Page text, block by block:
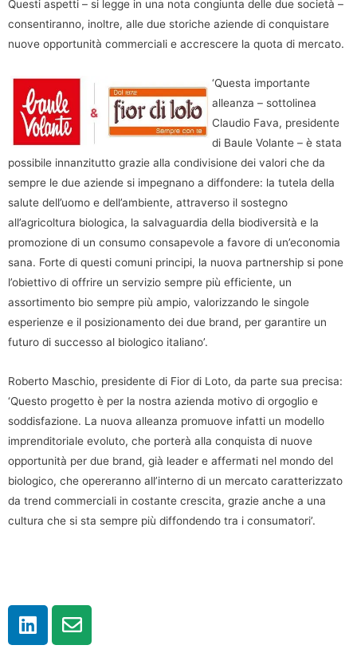
Questi aspetti – si legge in una nota congiunta delle due società –
consentiranno, inoltre, alle due storiche aziende di conquistare
nuove opportunità commerciali e accrescere la quota di mercato.
‘Questa importante
alleanza – sottolinea
Claudio Fava, presidente
di Baule Volante – è stata
possibile innanzitutto grazie alla condivisione dei valori che da
sempre le due aziende si impegnano a diffondere: la tutela della
salute dell’uomo e dell’ambiente, attraverso il sostegno
all’agricoltura biologica, la salvaguardia della biodiversità e la
promozione di un consumo consapevole a favore di un’economia
sana. Forte di questi comuni principi, la nuova partnership si pone
l’obiettivo di offrire un servizio sempre più efficiente, un
assortimento bio sempre più ampio, valorizzando le singole
esperienze e il posizionamento dei due brand, per garantire un
futuro di successo al biologico italiano’.
Roberto Maschio, presidente di Fior di Loto, da parte sua precisa:
‘Questo progetto è per la nostra azienda motivo di orgoglio e
soddisfazione. La nuova alleanza promuove infatti un modello
imprenditoriale evoluto, che porterà alla conquista di nuove
opportunità per due brand, già leader e affermati nel mondo del
biologico, che opereranno all’interno di un mercato caratterizzato
da trend commerciali in costante crescita, grazie anche a una
cultura che si sta sempre più diffondendo tra i consumatori’.